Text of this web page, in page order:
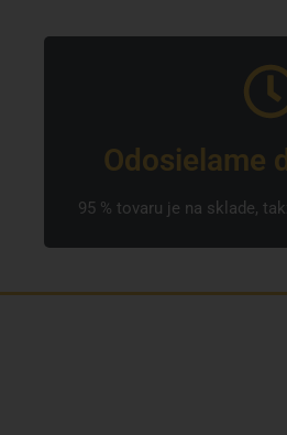
Odosielame
95 % tovaru je na sklade,